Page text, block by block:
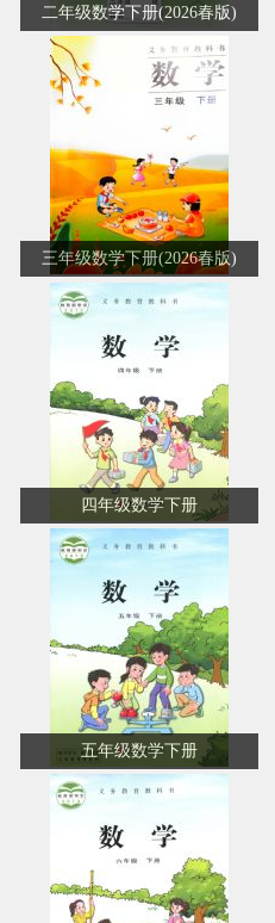
二年级数学下册(2026春版)
三年级数学下册(2026春版)
四年级数学下册
五年级数学下册